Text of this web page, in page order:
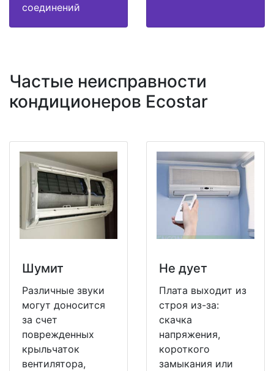
соединений
Частые неисправности
кондиционеров Ecostar
Шумит
Различные звуки
могут доносится
за счет
поврежденных
крыльчаток
вентилятора,
Не дует
Плата выходит из
строя из-за:
скачка
напряжения,
короткого
замыкания или